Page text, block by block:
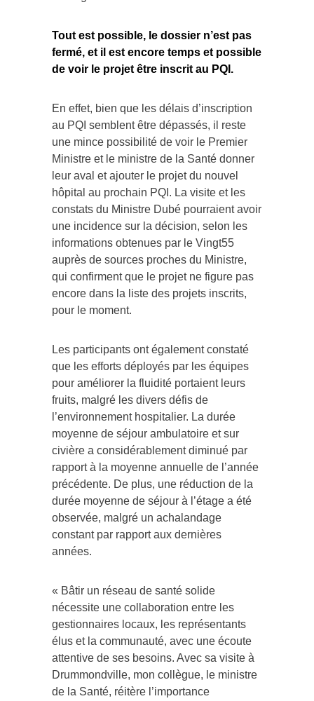
Tout est possible, le dossier n’est pas
fermé, et il est encore temps et possible
de voir le projet être inscrit au PQI.
En effet, bien que les délais d’inscription
au PQI semblent être dépassés, il reste
une mince possibilité de voir le Premier
Ministre et le ministre de la Santé donner
leur aval et ajouter le projet du nouvel
hôpital au prochain PQI. La visite et les
constats du Ministre Dubé pourraient avoir
une incidence sur la décision, selon les
informations obtenues par le Vingt55
auprès de sources proches du Ministre,
qui confirment que le projet ne figure pas
encore dans la liste des projets inscrits,
pour le moment.
Les participants ont également constaté
que les efforts déployés par les équipes
pour améliorer la fluidité portaient leurs
fruits, malgré les divers défis de
l’environnement hospitalier. La durée
moyenne de séjour ambulatoire et sur
civière a considérablement diminué par
rapport à la moyenne annuelle de l’année
précédente. De plus, une réduction de la
durée moyenne de séjour à l’étage a été
observée, malgré un achalandage
constant par rapport aux dernières
années.
« Bâtir un réseau de santé solide
nécessite une collaboration entre les
gestionnaires locaux, les représentants
élus et la communauté, avec une écoute
attentive de ses besoins. Avec sa visite à
Drummondville, mon collègue, le ministre
de la Santé, réitère l’importance